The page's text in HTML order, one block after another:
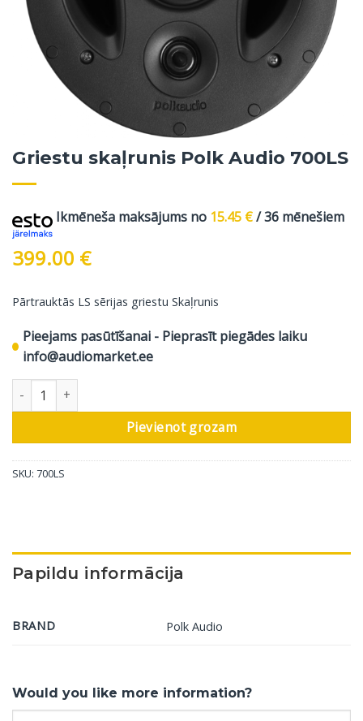
Griestu skaļrunis Polk Audio 700LS
Ikmēneša maksājums no 15.45 €/ 36 mēnešiem
399.00 €
Pārtrauktās LS sērijas griestu Skaļrunis
Pieejams pasūtīšanai - Pieprasīt piegādes laiku
info@audiomarket.ee
Griestu skaļrunis Polk Audio 700LS daudzums
Pievienot grozam
SKU: 700LS
Papildu informācija
BRAND Polk Audio
Would you like more information?